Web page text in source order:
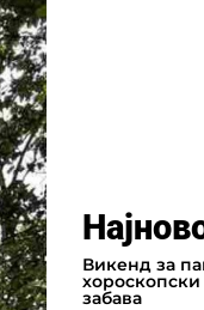
Викенд за
забава